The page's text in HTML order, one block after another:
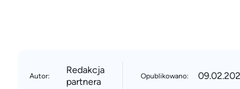
Autor:
Redakcja
partnera
Opublikowano: